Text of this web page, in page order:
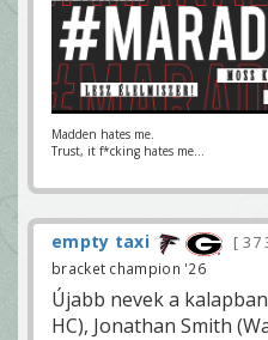
Madden hates me.
Trust, it f*cking hates me...
empty taxi 37
bracket champion '26
Újabb nevek a
HC), Jonathan Smith